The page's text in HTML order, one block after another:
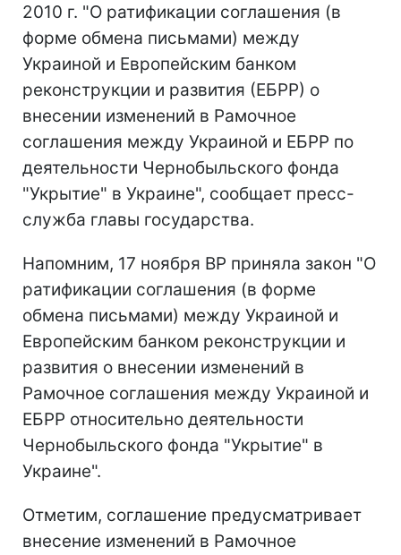
2010 г. "О ратификации соглашения (в
форме обмена письмами) между
Украиной и Европейским банком
реконструкции и развития (ЕБРР) о
внесении изменений в Рамочное
соглашения между Украиной и ЕБРР по
деятельности Чернобыльского фонда
"Укрытие" в Украине", сообщает пресс-
служба главы государства.
Напомним, 17 ноября ВР приняла закон "О
ратификации соглашения (в форме
обмена письмами) между Украиной и
Европейским банком реконструкции и
развития о внесении изменений в
Рамочное соглашения между Украиной и
ЕБРР относительно деятельности
Чернобыльского фонда "Укрытие" в
Украине".
Отметим, соглашение предусматривает
внесение изменений в Рамочное